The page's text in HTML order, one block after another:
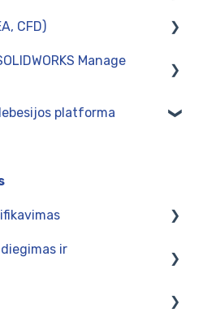
SOLIDWORKS
CFD)
kompiuteryjeManage
valdymo sistemomis
platforma
mokymų programos
ir
Enterprise produktų